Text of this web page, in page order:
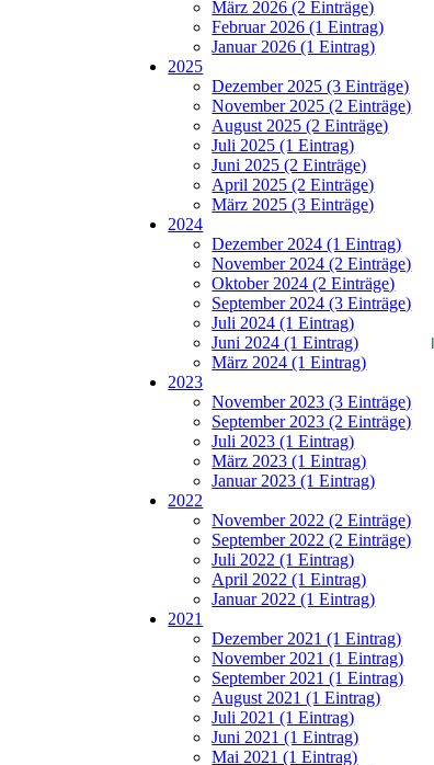
März 2026 (2 Einträge)
Februar 2026 (1 Eintrag)
Januar 2026 (1 Eintrag)
2025
Dezember 2025 (3 Einträge)
November 2025 (2 Einträge)
August 2025 (2 Einträge)
Juli 2025 (1 Eintrag)
Juni 2025 (2 Einträge)
April 2025 (2 Einträge)
März 2025 (3 Einträge)
2024
Dezember 2024 (1 Eintrag)
November 2024 (2 Einträge)
Oktober 2024 (2 Einträge)
September 2024 (3 Einträge)
Juli 2024 (1 Eintrag)
Juni 2024 (1 Eintrag)
März 2024 (1 Eintrag)
2023
November 2023 (3 Einträge)
September 2023 (2 Einträge)
Juli 2023 (1 Eintrag)
März 2023 (1 Eintrag)
Januar 2023 (1 Eintrag)
2022
November 2022 (2 Einträge)
September 2022 (2 Einträge)
Juli 2022 (1 Eintrag)
April 2022 (1 Eintrag)
Januar 2022 (1 Eintrag)
2021
Dezember 2021 (1 Eintrag)
November 2021 (1 Eintrag)
September 2021 (1 Eintrag)
August 2021 (1 Eintrag)
Juli 2021 (1 Eintrag)
Juni 2021 (1 Eintrag)
Mai 2021 (1 Eintrag)